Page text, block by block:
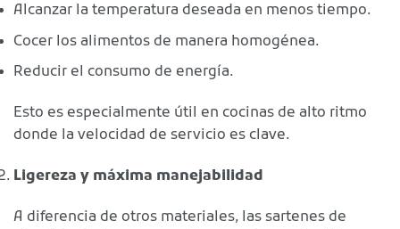
Alcanzar la temperatura deseada en menos tiempo.
Cocer los alimentos de manera homogénea.
Reducir el consumo de energía.
Esto es especialmente útil en cocinas de alto ritmo
donde la velocidad de servicio es clave.
Ligereza y máxima manejabilidad
A diferencia de otros materiales, las sartenes de